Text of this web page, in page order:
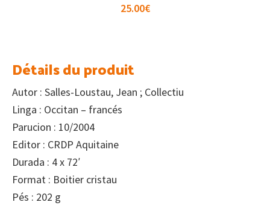
25.00€
Détails du produit
Autor : Salles-Loustau, Jean ; Collectiu
Linga : Occitan – francés
Parucion : 10/2004
Editor : CRDP Aquitaine
Durada : 4 x 72′
Format : Boitier cristau
Pés : 202 g